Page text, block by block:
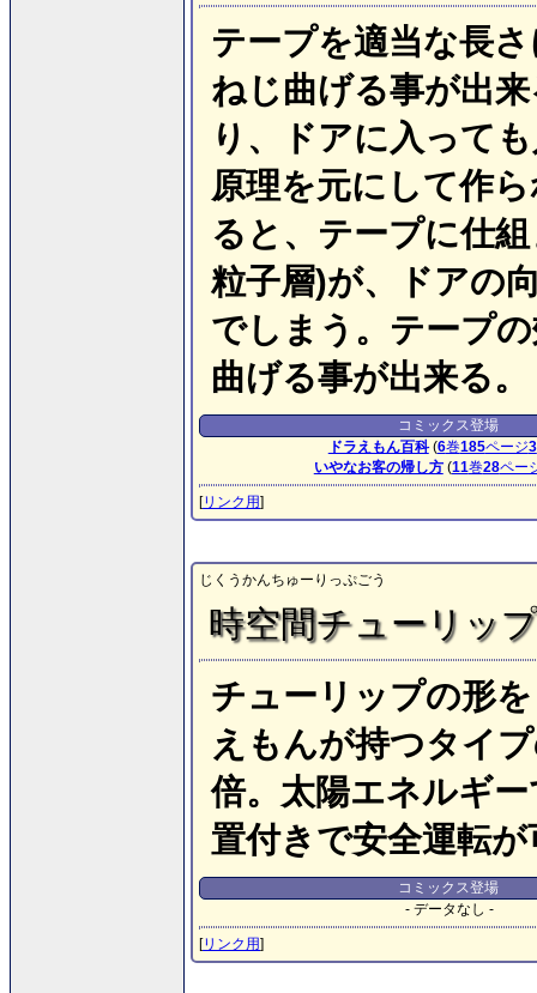
テープを適当な長
ねじ曲げる事が出
り、ドアに入って
原理を元にして作
ると、テープに仕
粒子層)が、ドアの
でしまう。テープ
曲げる事が出来る。
コミックス登場
ドラえもん百科(6巻185ページ3
いやなお客の帰し方(11巻28ペー
[リンク用]
じくうかんちゅーりっぷごう
時空間チューリッ
チューリップの形
えもんが持つタイ
倍。太陽エネルギ
置付きで安全運転が
コミックス登場
- データなし -
[リンク用]